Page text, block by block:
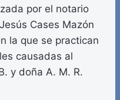
por el notario
Cases Mazón
la que se practican
causadas al
y doña A. M. R.